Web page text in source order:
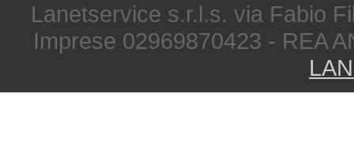
Lanetservice s.r.l.s. via Fabio
Imprese 02969870423 - REA